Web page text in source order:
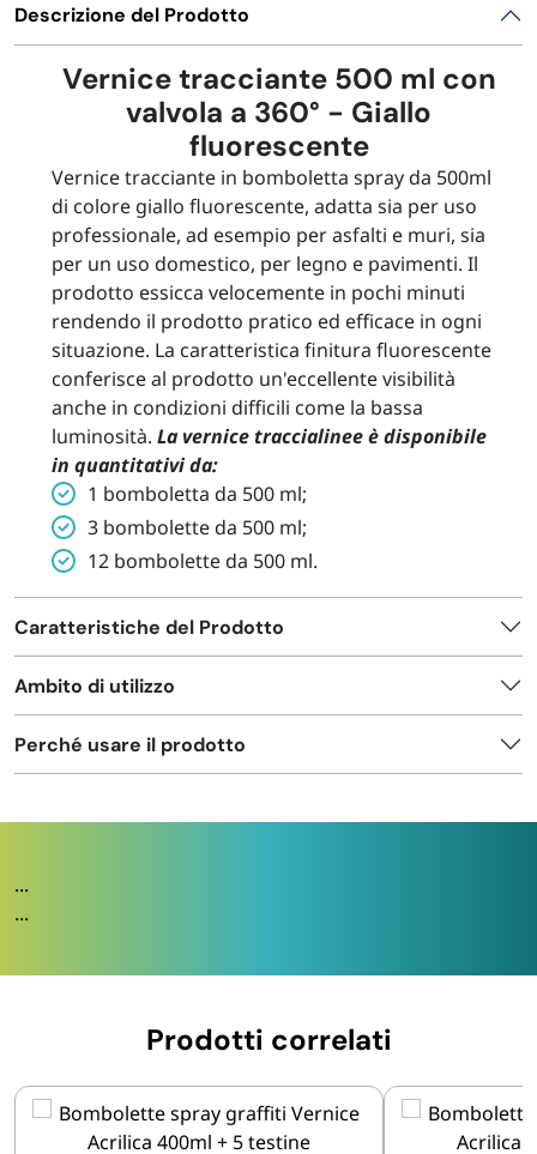
Descrizione del Prodotto
Vernice tracciante 500 ml con
valvola a 360° - Giallo
fluorescente
Vernice tracciante in bomboletta spray da 500ml
di colore giallo fluorescente, adatta sia per uso
professionale, ad esempio per asfalti e muri, sia
per un uso domestico, per legno e pavimenti. Il
prodotto essicca velocemente in pochi minuti
rendendo il prodotto pratico ed efficace in ogni
situazione. La caratteristica finitura fluorescente
conferisce al prodotto un'eccellente visibilità
anche in condizioni difficili come la bassa
luminosità. La vernice traccialinee è disponibile
in quantitativi da:
1 bomboletta da 500 ml;
3 bombolette da 500 ml;
12 bombolette da 500 ml.
Caratteristiche del Prodotto
Ambito di utilizzo
Perché usare il prodotto
...
...
Prodotti correlati